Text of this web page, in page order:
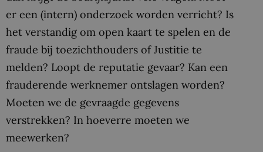
er een (intern) onderzoek worden verricht? Is
het verstandig om open kaart te spelen en de
fraude bij toezichthouders of Justitie te
melden? Loopt de reputatie gevaar? Kan een
frauderende werknemer ontslagen worden?
Moeten we de gevraagde gegevens
verstrekken? In hoeverre moeten we
meewerken?